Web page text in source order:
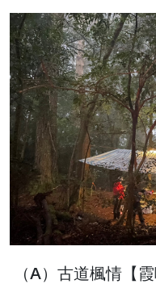
（A）古道楓情【